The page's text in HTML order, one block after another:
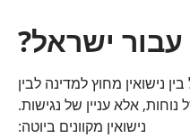
ישראל?
מחוץ למדינה לבין
אלא עניין של נגישות.
נישואין מקוונים ביוטה: